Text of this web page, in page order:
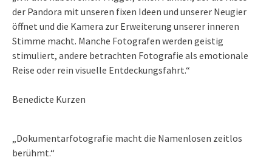
der Pandora mit unseren fixen Ideen und unserer Neugier
öffnet und die Kamera zur Erweiterung unserer inneren
Stimme macht. Manche Fotografen werden geistig
stimuliert, andere betrachten Fotografie als emotionale
Reise oder rein visuelle Entdeckungsfahrt.“
Benedicte Kurzen
„Dokumentarfotografie macht die Namenlosen zeitlos
berühmt.“